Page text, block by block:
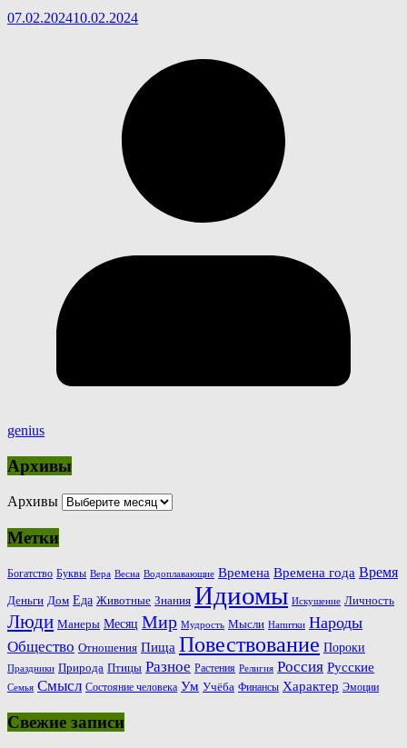
07.02.202410.02.2024
genius
Архивы
Архивы
Метки
Богатство Буквы Вера Весна Водоплавающие Времена Времена года Время
Деньги Дом Еда Животные Знания Идиомы Искушение Личность
Люди Манеры Месяц Мир Мудрость Мысли Напитки Народы
Общество Отношения Пища Повествование Пороки
Праздники Природа Птицы Разное Растения Религия Россия Русские
Семья Смысл Состояние человека Ум Учёба Финансы Характер Эмоции
Свежие записи